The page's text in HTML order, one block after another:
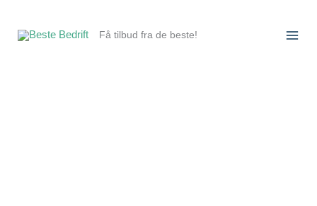
Få tilbud fra de beste!